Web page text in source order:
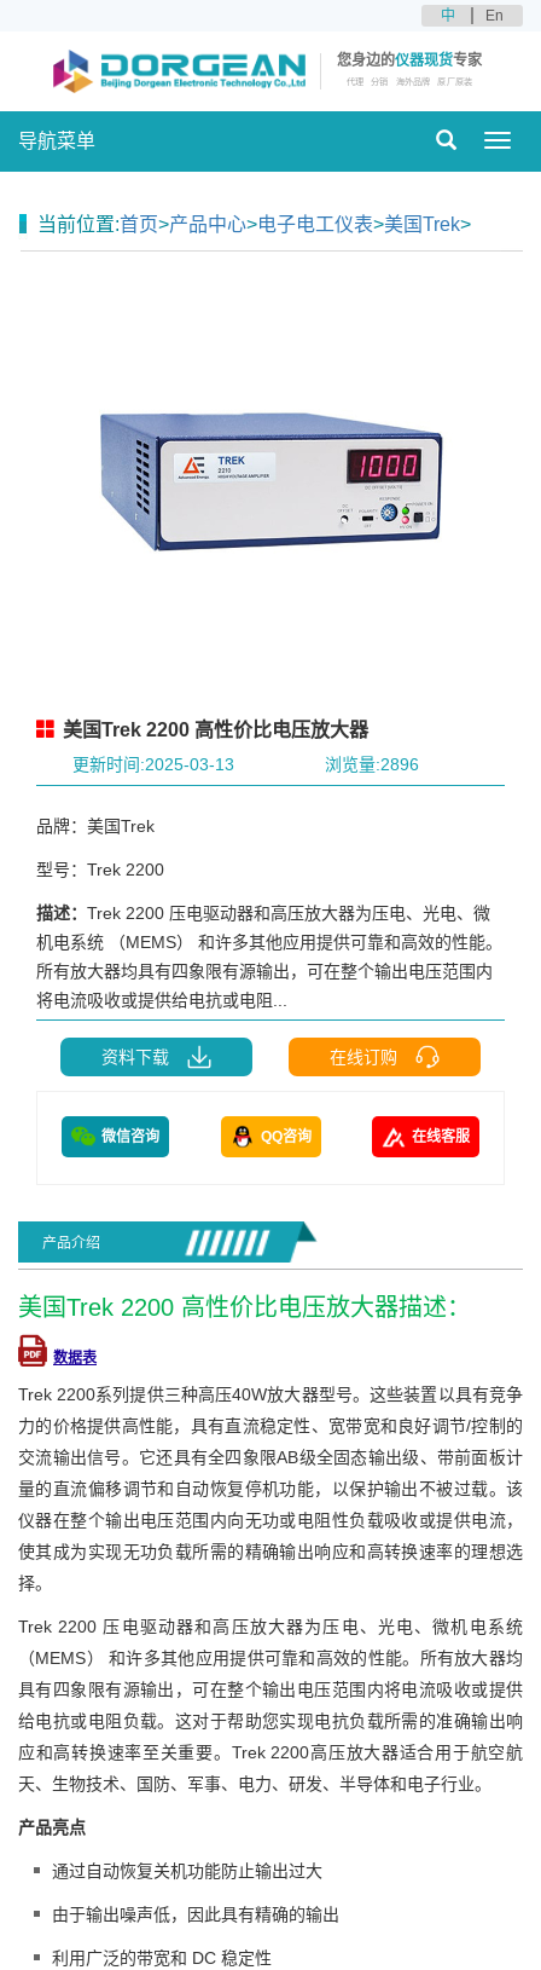
中 En
您身边的仪器现货专家
代理 分销 海外品牌 原厂原装
导航菜单
当前位置:首页>产品中心>电子电工仪表>美国Trek>
美国Trek 2200 高性价比电压放大器
更新时间:2025-03-13 浏览量:2896
品牌：美国Trek
型号：Trek 2200
描述： Trek 2200 压电驱动器和高压放大器为压电、光电、微
机电系统 （MEMS） 和许多其他应用提供可靠和高效的性能。
所有放大器均具有四象限有源输出，可在整个输出电压范围内
将电流吸收或提供给电抗或电阻...
资料下载 在线订购
微信咨询 QQ咨询 在线客服
产品介绍
美国Trek 2200 高性价比电压放大器描述：
数据表
Trek 2200系列提供三种高压40W放大器型号。这些装置以具有竞争
力的价格提供高性能，具有直流稳定性、宽带宽和良好调节/控制的
交流输出信号。它还具有全四象限AB级全固态输出级、带前面板计
量的直流偏移调节和自动恢复停机功能，以保护输出不被过载。该
仪器在整个输出电压范围内向无功或电阻性负载吸收或提供电流，
使其成为实现无功负载所需的精确输出响应和高转换速率的理想选
择。
Trek 2200 压电驱动器和高压放大器为压电、光电、微机电系统
（MEMS） 和许多其他应用提供可靠和高效的性能。所有放大器均
具有四象限有源输出，可在整个输出电压范围内将电流吸收或提供
给电抗或电阻负载。这对于帮助您实现电抗负载所需的准确输出响
应和高转换速率至关重要。Trek 2200高压放大器适合用于航空航
天、生物技术、国防、军事、电力、研发、半导体和电子行业。
产品亮点
通过自动恢复关机功能防止输出过大
由于输出噪声低，因此具有精确的输出
利用广泛的带宽和 DC 稳定性